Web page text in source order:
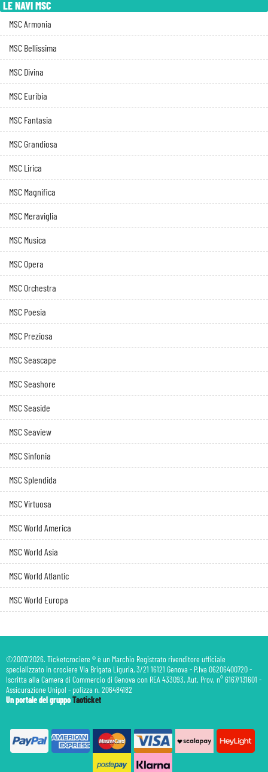
LE NAVI MSC
MSC Armonia
MSC Bellissima
MSC Divina
MSC Euribia
MSC Fantasia
MSC Grandiosa
MSC Lirica
MSC Magnifica
MSC Meraviglia
MSC Musica
MSC Opera
MSC Orchestra
MSC Poesia
MSC Preziosa
MSC Seascape
MSC Seashore
MSC Seaside
MSC Seaview
MSC Sinfonia
MSC Splendida
MSC Virtuosa
MSC World America
MSC World Asia
MSC World Atlantic
MSC World Europa
©2007/2026. Ticketcrociere ® è un Marchio Registrato rivenditore ufficiale
specializzato in crociere Via Brigata Liguria, 3/21 16121 Genova - P.Iva 06206400720 -
Iscritta alla Camera di Commercio di Genova con REA 433093. Aut. Prov. n° 6167/131601 -
Assicurazione Unipol - polizza n. 206484182
Un portale del gruppoTaoticket